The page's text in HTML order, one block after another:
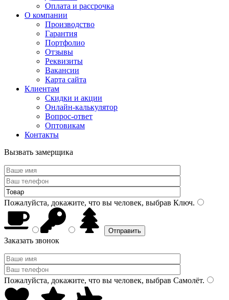
Оплата и рассрочка
О компании
Производство
Гарантия
Портфолио
Отзывы
Реквизиты
Вакансии
Карта сайта
Клиентам
Скидки и акции
Онлайн-калькулятор
Вопрос-ответ
Оптовикам
Контакты
Вызвать замерщика
Пожалуйста, докажите, что вы человек, выбрав Ключ.
Заказать звонок
Пожалуйста, докажите, что вы человек, выбрав Самолёт.